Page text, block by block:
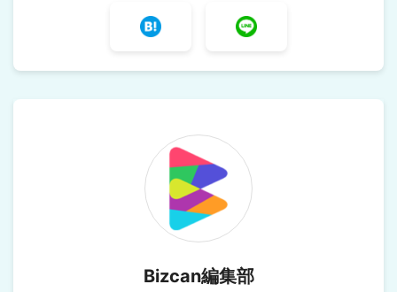
Bizcan編集部